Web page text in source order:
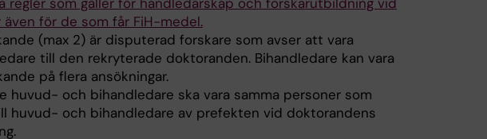
även för de som får FiH-medel.
(max 2) är disputerad forskare som avser att vara
till den rekryterade doktoranden. Bihandledare kan vara
på flera ansökningar.
huvud- och bihandledare ska vara samma personer som
huvud- och bihandledare av prefekten vid doktorandens